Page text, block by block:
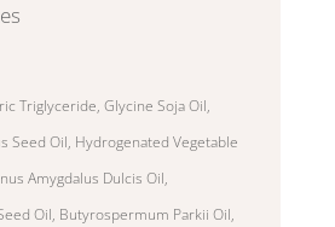
Triglyceride, Glycine Soja Oil,
Seed Oil, Hydrogenated Vegetable
Amygdalus Dulcis Oil,
Oil, Butyrospermum Parkii Oil,